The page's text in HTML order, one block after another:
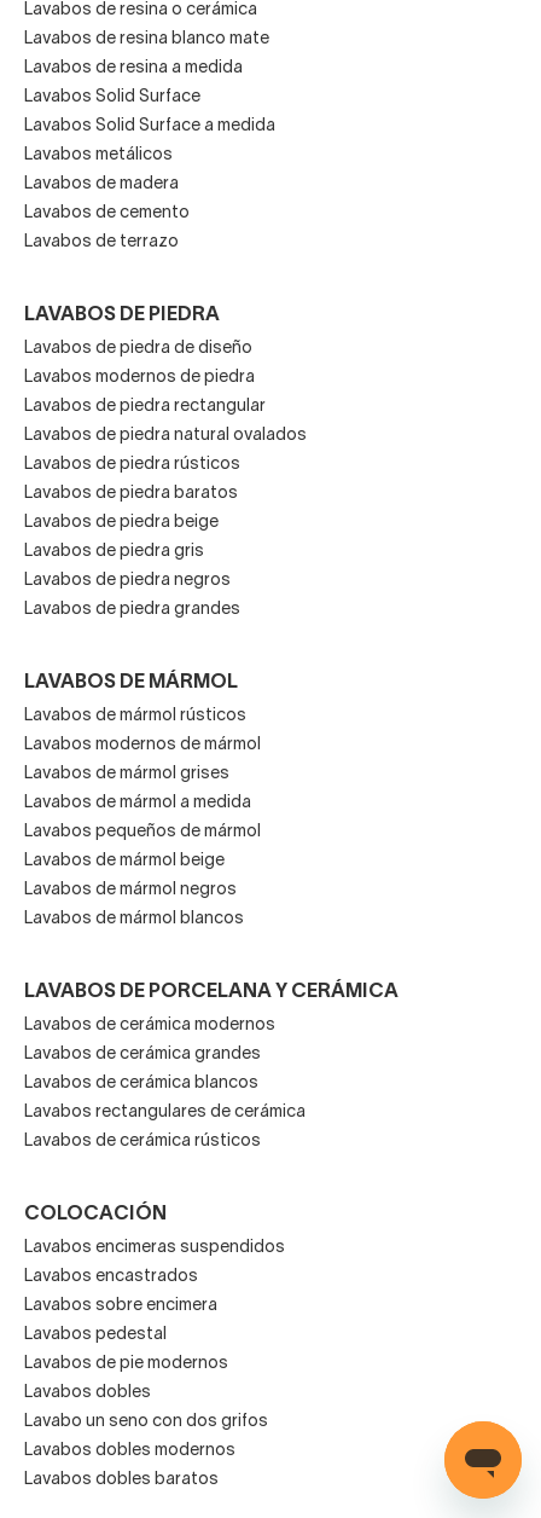
Lavabos de resina o cerámica
Lavabos de resina blanco mate
Lavabos de resina a medida
Lavabos Solid Surface
Lavabos Solid Surface a medida
Lavabos metálicos
Lavabos de madera
Lavabos de cemento
Lavabos de terrazo
LAVABOS DE PIEDRA
Lavabos de piedra de diseño
Lavabos modernos de piedra
Lavabos de piedra rectangular
Lavabos de piedra natural ovalados
Lavabos de piedra rústicos
Lavabos de piedra baratos
Lavabos de piedra beige
Lavabos de piedra gris
Lavabos de piedra negros
Lavabos de piedra grandes
LAVABOS DE MÁRMOL
Lavabos de mármol rústicos
Lavabos modernos de mármol
Lavabos de mármol grises
Lavabos de mármol a medida
Lavabos pequeños de mármol
Lavabos de mármol beige
Lavabos de mármol negros
Lavabos de mármol blancos
LAVABOS DE PORCELANA Y CERÁMICA
Lavabos de cerámica modernos
Lavabos de cerámica grandes
Lavabos de cerámica blancos
Lavabos rectangulares de cerámica
Lavabos de cerámica rústicos
COLOCACIÓN
Lavabos encimeras suspendidos
Lavabos encastrados
Lavabos sobre encimera
Lavabos pedestal
Lavabos de pie modernos
Lavabos dobles
Lavabo un seno con dos grifos
Lavabos dobles modernos
Lavabos dobles baratos